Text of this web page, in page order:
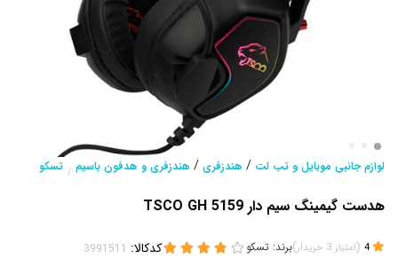
لوازم جانبی موبایل و تب لت / هندزفری / هندزفری و هدفون باسیم / تسکو
هدست گیمینگ سیم دار TSCO GH 5159
(امتیاز 3 خریدار)برند: تسکو کدکالا: